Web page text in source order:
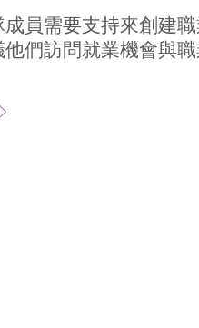
員需要支持來創建
們訪問就業機會與職